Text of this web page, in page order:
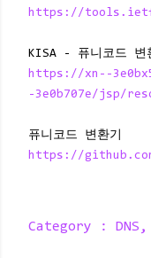
https://
KISA - 퓨니코드 변
https://xn--
-3e0b707e/jsp/
퓨니코드 변환기
https://
Category : DNS